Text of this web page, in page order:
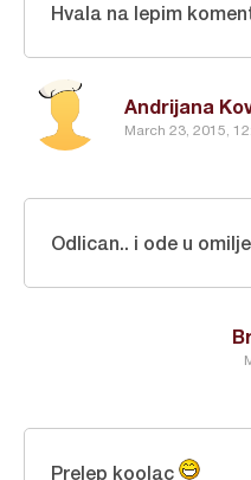
Andrijana
March 23, 2015,
Hvala na lepim
Odlican.. i ode u
Prelep koolac